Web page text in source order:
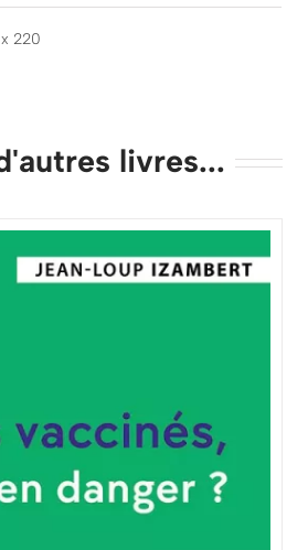
220
livres...